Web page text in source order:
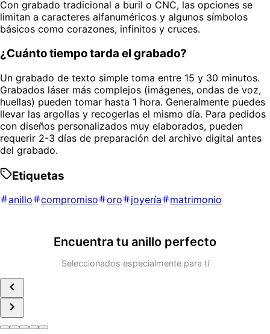
Con grabado tradicional a buril o CNC, las opciones se
limitan a caracteres alfanuméricos y algunos símbolos
básicos como corazones, infinitos y cruces.
¿Cuánto tiempo tarda el grabado?
Un grabado de texto simple toma entre 15 y 30 minutos.
Grabados láser más complejos (imágenes, ondas de voz,
huellas) pueden tomar hasta 1 hora. Generalmente puedes
llevar las argollas y recogerlas el mismo día. Para pedidos
con diseños personalizados muy elaborados, pueden
requerir 2-3 días de preparación del archivo digital antes
del grabado.
Etiquetas
anillo compromiso oro joyería matrimonio
Encuentra tu anillo perfecto
Seleccionados especialmente para ti